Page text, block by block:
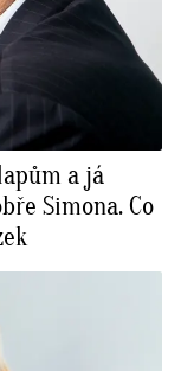
a já
Simona. Co